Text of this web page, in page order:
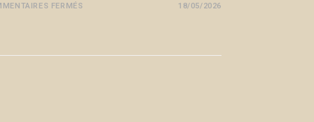
FERMÉS 18/05/2026